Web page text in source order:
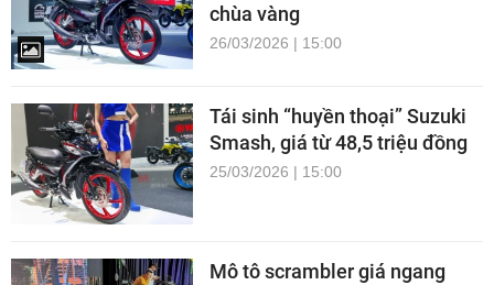
chùa vàng
26/03/2026 | 15:00
Tái sinh “huyền thoại” Suzuki
Smash, giá từ 48,5 triệu đồng
25/03/2026 | 15:00
Mô tô scrambler giá ngang